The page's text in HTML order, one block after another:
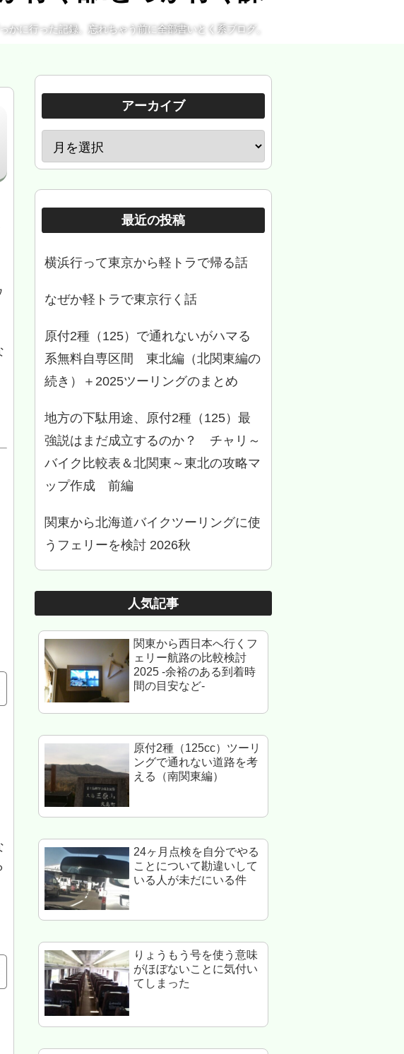
に行った記録。忘れちゃう前に全部書いとく系ブログ。
アーカイブ
最近の投稿
横浜行って東京から軽トラで帰る話
なぜか軽トラで東京行く話
原付2種（125）で通れないがハマる
系無料自専区間 東北編（北関東編の
続き）＋2025ツーリングのまとめ
地方の下駄用途、原付2種（125）最
強説はまだ成立するのか？ チャリ～
バイク比較表＆北関東～東北の攻略マ
ップ作成 前編
関東から北海道バイクツーリングに使
うフェリーを検討 2026秋
人気記事
関東から西日本へ行くフ
ェリー航路の比較検討
2025 -余裕のある到着時
間の目安など-
原付2種（125cc）ツーリ
ングで通れない道路を考
える（南関東編）
24ヶ月点検を自分でやる
ことについて勘違いして
いる人が未だにいる件
りょうもう号を使う意味
がほぼないことに気付い
てしまった